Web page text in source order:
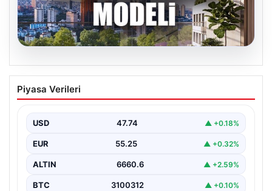
07.08.2026
DAP Yapı’dan bir ilk! Emlak Konut
güvencesi Dap vizyonuyla kendi
{"title": "DAP Yapı’dan Bir İlk: Güvence ve Vizyonla Kendi
Piyasa Verileri
USD 47.74 ▲ +0.18%
EUR 55.25 ▲ +0.32%
ALTIN 6660.6 ▲ +2.59%
BTC 3100312 ▲ +0.10%